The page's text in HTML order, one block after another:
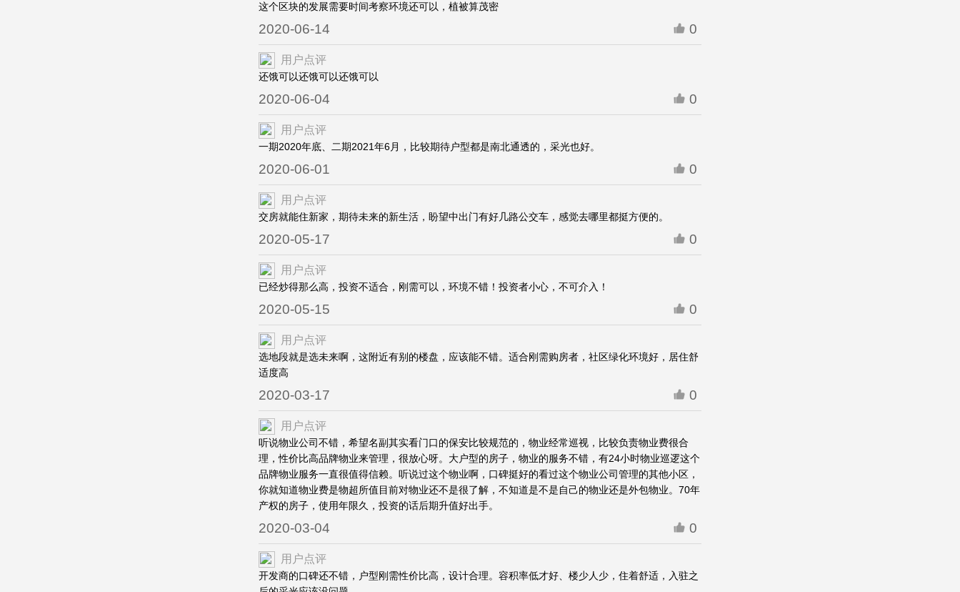
这个区块的发展需要时间考察环境还可以，植被算茂密
2020-06-14 0
用户点评
还饿可以还饿可以还饿可以
2020-06-04 0
用户点评
一期2020年底、二期2021年6月，比较期待户型都是南北通透的，采光也好。
2020-06-01 0
用户点评
交房就能住新家，期待未来的新生活，盼望中出门有好几路公交车，感觉去哪里都挺方便的。
2020-05-17 0
用户点评
已经炒得那么高，投资不适合，刚需可以，环境不错！投资者小心，不可介入！
2020-05-15 0
用户点评
选地段就是选未来啊，这附近有别的楼盘，应该能不错。适合刚需购房者，社区绿化环境好，居住舒
适度高
2020-03-17 0
用户点评
听说物业公司不错，希望名副其实看门口的保安比较规范的，物业经常巡视，比较负责物业费很合
理，性价比高品牌物业来管理，很放心呀。大户型的房子，物业的服务不错，有24小时物业巡逻这个
品牌物业服务一直很值得信赖。听说过这个物业啊，口碑挺好的看过这个物业公司管理的其他小区，
你就知道物业费是物超所值目前对物业还不是很了解，不知道是不是自己的物业还是外包物业。70年
产权的房子，使用年限久，投资的话后期升值好出手。
2020-03-04 0
用户点评
开发商的口碑还不错，户型刚需性价比高，设计合理。容积率低才好、楼少人少，住着舒适，入驻之